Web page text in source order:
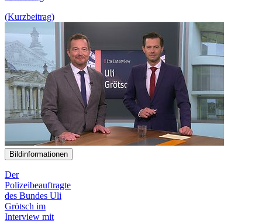
(Kurzbeitrag)
Bildinformationen
Der
Polizeibeauftragte
des Bundes Uli
Grötsch im
Interview mit